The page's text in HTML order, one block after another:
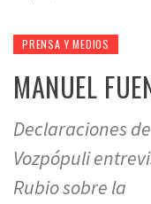
PRENSA Y MEDIOS
MANUEL
Declaraciones
Vozpópuli
Rubio sobre la